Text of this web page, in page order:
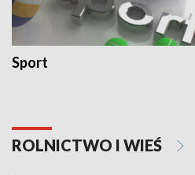
Sport
ROLNICTWO I WIEŚ